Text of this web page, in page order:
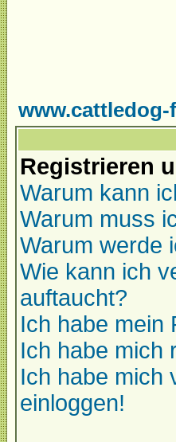
Registrieren
Warum kann
Warum muss
Warum werde
Wie kann ich
auftaucht?
Ich habe mein
Ich habe mich
Ich habe mich
einloggen!